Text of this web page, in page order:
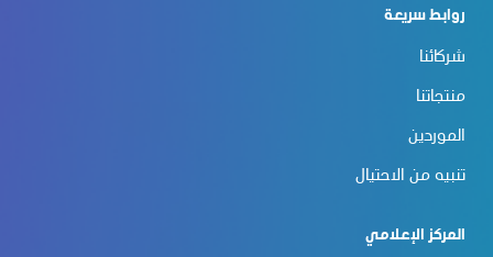
روابط سريعة
شركائنا
منتجاتنا
الموردين
تنبيه من الاحتيال
المركز الإعلامي